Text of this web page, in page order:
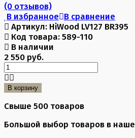
(0 отзывов)
В избранное В сравнение
Артикул: HiWood LV127 BR395
Код товара: 589-110
В наличии
2 550 руб.
В корзину
Свыше 500 товаров
Большой выбор товаров в